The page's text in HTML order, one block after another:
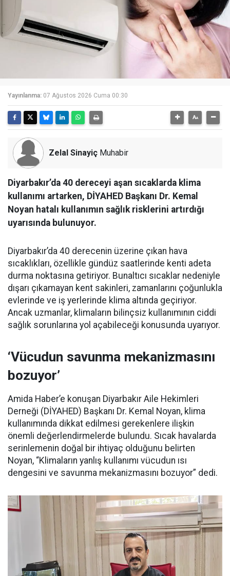
Yayınlanma: 07 Ağustos 2026 Cuma 00:30
Zelal Sinayiç Muhabir
Diyarbakır’da 40 dereceyi aşan sıcaklarda klima
kullanımı artarken, DİYAHED Başkanı Dr. Kemal
Noyan hatalı kullanımın sağlık risklerini artırdığı
uyarısında bulunuyor.
Diyarbakır’da 40 derecenin üzerine çıkan hava
sıcaklıkları, özellikle gündüz saatlerinde kenti adeta
durma noktasına getiriyor. Bunaltıcı sıcaklar nedeniyle
dışarı çıkamayan kent sakinleri, zamanlarını çoğunlukla
evlerinde ve iş yerlerinde klima altında geçiriyor.
Ancak uzmanlar, klimaların bilinçsiz kullanımının ciddi
sağlık sorunlarına yol açabileceği konusunda uyarıyor.
‘Vücudun savunma mekanizmasını
bozuyor’
Amida Haber’e konuşan Diyarbakır Aile Hekimleri
Derneği (DİYAHED) Başkanı Dr. Kemal Noyan, klima
kullanımında dikkat edilmesi gerekenlere ilişkin
önemli değerlendirmelerde bulundu. Sıcak havalarda
serinlemenin doğal bir ihtiyaç olduğunu belirten
Noyan, “Klimaların yanlış kullanımı vücudun ısı
dengesini ve savunma mekanizmasını bozuyor” dedi.